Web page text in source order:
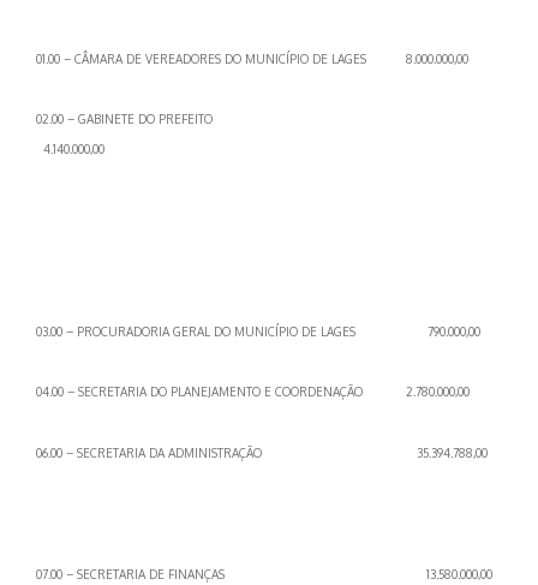
01.00 – CÂMARA DE VEREADORES DO MUNICÍPIO DE LAGES 8.000.000,00
02.00 – GABINETE DO PREFEITO
4.140.000,00
03.00 – PROCURADORIA GERAL DO MUNICÍPIO DE LAGES 790.000,00
04.00 – SECRETARIA DO PLANEJAMENTO E COORDENAÇÃO 2.780.000,00
06.00 – SECRETARIA DA ADMINISTRAÇÃO 35.394.788,00
07.00 – SECRETARIA DE FINANÇAS 13.580.000,00